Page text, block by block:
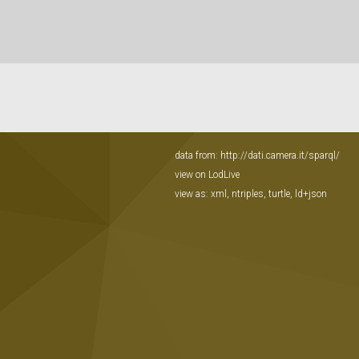
data from: http://dati.camera.it/sparql/
view on LodLive
view as: xml , ntriples, turtle, ld+json